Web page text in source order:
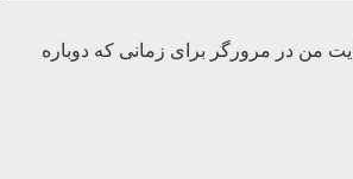
من در مرورگر برای زمانی که دوباره